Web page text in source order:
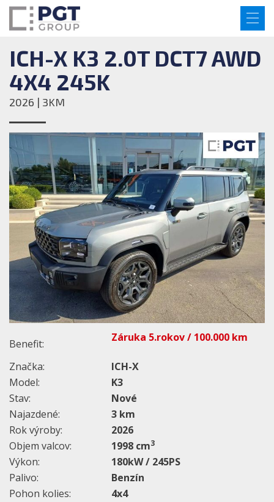
ICH-X K3 2.0T DCT7 AWD
4X4 245K
2026 | 3KM
Benefit: Záruka 5.rokov / 100.000 km
Značka:
ICH-X
Model:
K3
Stav:
Nové
Najazdené:
3 km
Rok výroby:
2026
Objem valcov:
1998 cm3
Výkon:
180kW / 245PS
Palivo:
Benzín
Pohon kolies:
4x4